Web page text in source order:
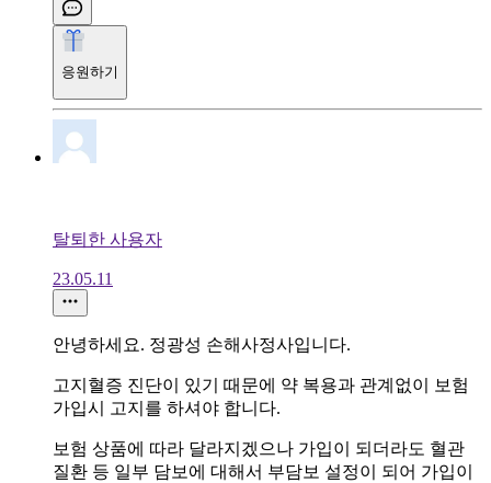
응원하기
탈퇴한 사용자
23.05.11
안녕하세요. 정광성 손해사정사입니다.
고지혈증 진단이 있기 때문에 약 복용과 관계없이 보험
가입시 고지를 하셔야 합니다.
보험 상품에 따라 달라지겠으나 가입이 되더라도 혈관
질환 등 일부 담보에 대해서 부담보 설정이 되어 가입이